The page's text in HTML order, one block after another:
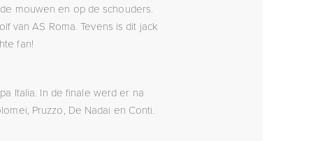
mouwen en op de schouders.
van AS Roma. Tevens is dit jack
fan!
Italia. In de finale werd er na
Pruzzo, De Nadai en Conti.